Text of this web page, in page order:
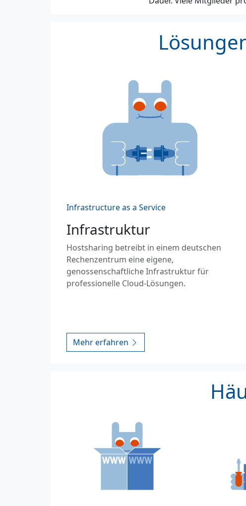
Infrastructure as a Service
Infrastruktur
Hostsharing betreibt in einem deutschen
Rechenzentrum eine eigene,
genossenschaftliche Infrastruktur für
professionelle Cloud-Lösungen.
Mehr erfahren